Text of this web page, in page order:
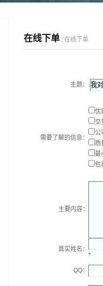
在线下单 / 在线下单
主题：
需要了解的信息：
优
交
公
质
最
包
主要内容：
真实姓名：
*
QQ：